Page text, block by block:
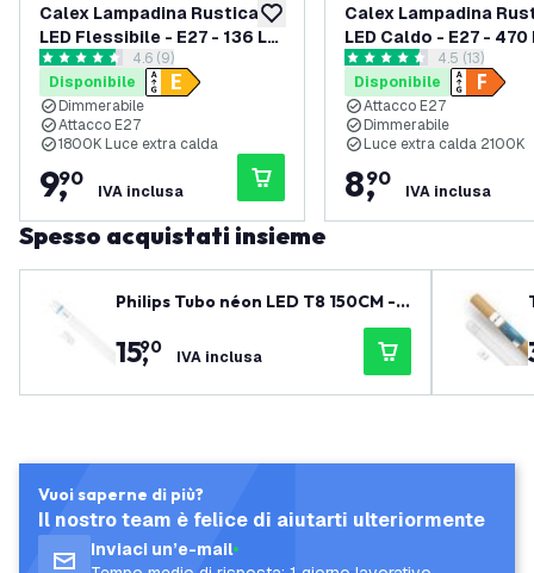
aggiungi alla lista desideri
Calex Lampadina Rustica
LED Flessibile - E27 - 136 Lm
- Titanioapri il cassetto delle recensioni
4.6 stelle di valutazione
4.6 (9)
Disponibile
Dimmerabile
Attacco E27
1800K Luce extra calda
9,
90
IVA inclusa
Calex Lampadina
LED Caldo - E27 - 470
Oro
apri il
4.5 stelle di valutazione
4.5 (13)
Disponibile
Attacco E27
Dimmerabile
Luce extra calda 2100K
8,
90
IVA inclusa
Spesso acquistati insieme
Philips Tubo néon LED T8 150CM - 2
0,5W - 6500K - 151lm/W - Alta effici
enza
15,
90 IVA inclusa
Vuoi saperne di più?
Il nostro team è felice di aiutarti ulteriormente
Inviaci un’e-mail